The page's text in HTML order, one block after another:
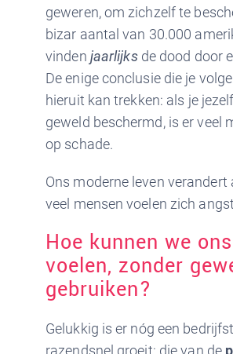
geweren, om zichzelf te
bizar aantal van 30.000
vinden jaarlijksde dood door
De enige conclusie die je
hieruit kan trekken: als je
geweld beschermd, is er veel
op schade.
Ons moderne leven verandert
veel mensen voelen zich
Hoe kunnen we
voelen, zonder
gebruiken?
Gelukkig is er nóg een
razendsnel groeit: die van de